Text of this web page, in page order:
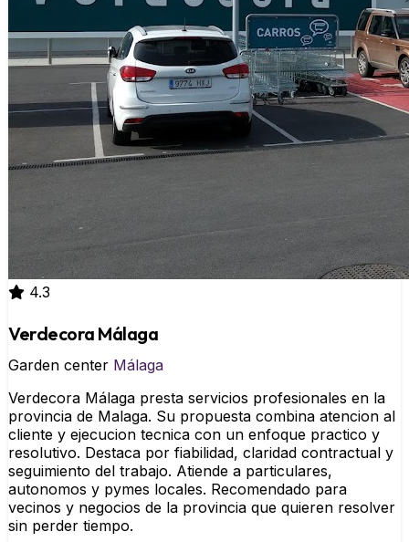
4.3
Verdecora Málaga
Garden center Málaga
Verdecora Málaga presta servicios profesionales en la
provincia de Malaga. Su propuesta combina atencion al
cliente y ejecucion tecnica con un enfoque practico y
resolutivo. Destaca por fiabilidad, claridad contractual y
seguimiento del trabajo. Atiende a particulares,
autonomos y pymes locales. Recomendado para
vecinos y negocios de la provincia que quieren resolver
sin perder tiempo.